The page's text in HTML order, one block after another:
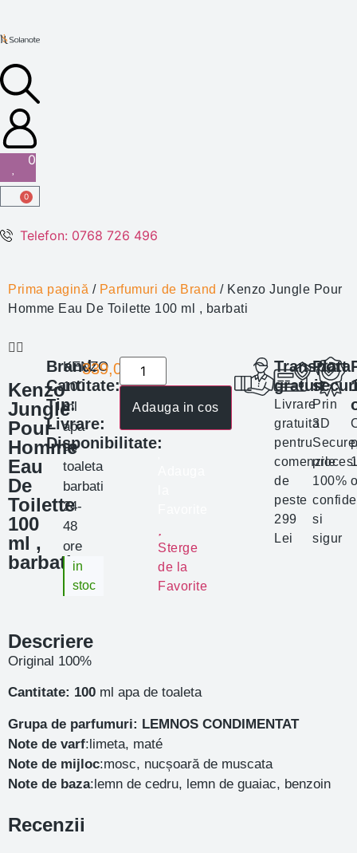
0
0
Telefon: 0768 726 496
Prima pagină / Parfumuri de Brand / Kenzo Jungle Pour
Homme Eau De Toilette 100 ml , barbati
Kenzo
Jungle
Pour
Homme
Eau
De
Toilette
100
ml ,
barbati
Brand:
Cantitate:
Tip:
Livrare:
Disponibilitate:
KENZO
100
ml
apa
de
toaleta
barbati
24-
48
ore
in
stoc
339,00 lei
Adauga in cos
Sterge
de la
Favorite
Transport
gratuit
Livrare
gratuita
pentru
comenzile
de
peste
299
Lei
Plata
Prin
3D
100%
si
sigur
Descriere
Original 100%
Cantitate: 100 ml apa de toaleta
Grupa de parfumuri: LEMNOS CONDIMENTAT
Note de varf:limeta, maté
Note de mijloc:mosc, nucșoară de muscata
Note de baza:lemn de cedru, lemn de guaiac, benzoin
Recenzii